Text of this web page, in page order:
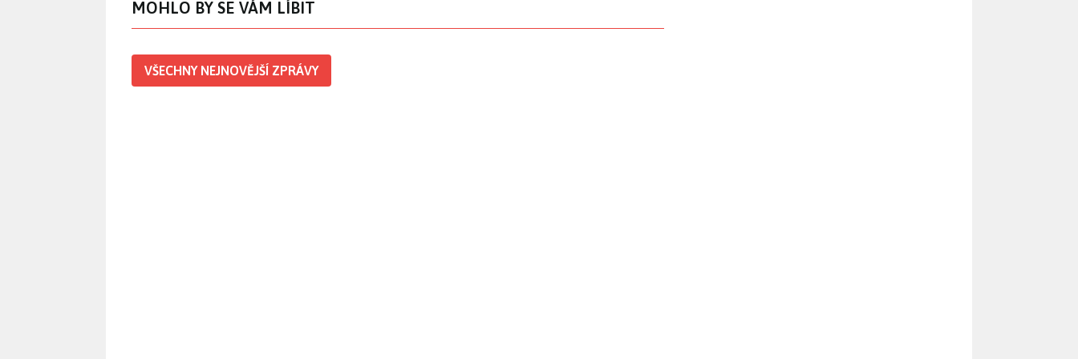
MOHLO BY SE VÁM LÍBIT
VŠECHNY NEJNOVĚJŠÍ ZPRÁVY